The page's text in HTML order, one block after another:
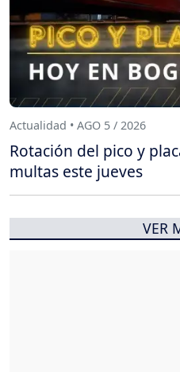
Actualidad • AGO 5 / 2026
Rotación del pico y
multas este jueves
VER